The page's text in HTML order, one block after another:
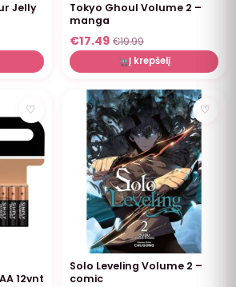
Jelly
Tokyo Ghoul Volume 2 –
manga
€17.49 €19.99
Į krepšelį
♡
12vnt
NUOLAIDA ♡
Solo Leveling Volume 2 –
comic